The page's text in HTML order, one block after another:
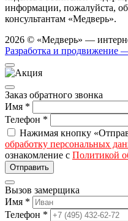
информации, пожалуйста,
консультантам «Медверь».
2026 © «Медверь» —
Разработка и
Заказ обратного звонка
Имя *
Телефон *
Нажимая кнопку
обработку персональных
ознакомление с Политикой
Вызов замерщика
Имя *
Телефон *